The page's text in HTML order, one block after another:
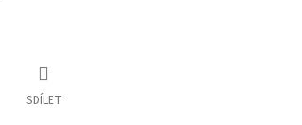
SDÍLET